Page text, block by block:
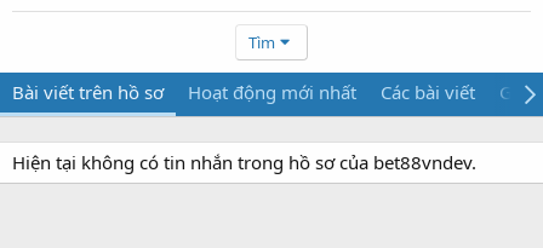
Tìm
Bài viết trên hồ sơ Hoạt động mới nhất Các bài viết Giới
Hiện tại không có tin nhắn trong hồ sơ của bet88vndev.